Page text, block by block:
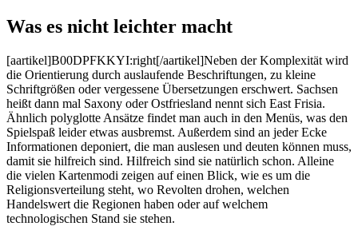
Was es nicht leichter macht
[aartikel]B00DPFKKYI:right[/aartikel]Neben der Komplexität wird
die Orientierung durch auslaufende Beschriftungen, zu kleine
Schriftgrößen oder vergessene Übersetzungen erschwert. Sachsen
heißt dann mal Saxony oder Ostfriesland nennt sich East Frisia.
Ähnlich polyglotte Ansätze findet man auch in den Menüs, was den
Spielspaß leider etwas ausbremst. Außerdem sind an jeder Ecke
Informationen deponiert, die man auslesen und deuten können muss,
damit sie hilfreich sind. Hilfreich sind sie natürlich schon. Alleine
die vielen Kartenmodi zeigen auf einen Blick, wie es um die
Religionsverteilung steht, wo Revolten drohen, welchen
Handelswert die Regionen haben oder auf welchem
technologischen Stand sie stehen.